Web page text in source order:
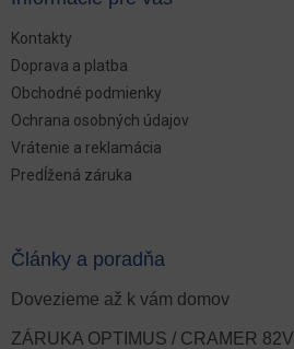
Kontakty
Doprava a platba
Obchodné podmienky
Ochrana osobných údajov
Vrátenie a reklamácia
Predĺžená záruka
Články a poradňa
Dovezieme až k vám domov
ZÁRUKA OPTIMUS / CRAMER